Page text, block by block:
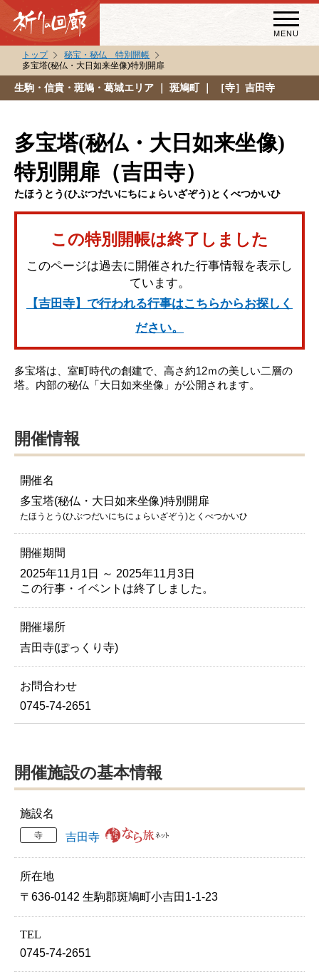
MENU
秘宝・秘仏特別開帳
祈りの回廊コラム
トップ
秘宝・秘仏 特別開帳
多宝塔(秘仏・大日如来坐像)特別開扉
生駒・信貴・斑鳩・葛城エリア ｜ 斑鳩町 ｜ ［寺］吉田寺
多宝塔(秘仏・大日如来坐像)
特別開扉（吉田寺）
たほうとう(ひぶつだいにちにょらいざぞう)とくべつかいひ
この特別開帳は終了しました
このページは過去に開催された行事情報を表示し
ています。
【吉田寺】で行われる行事はこちらからお探しく
ださい。
多宝塔は、室町時代の創建で、高さ約12ｍの美しい二層の
塔。内部の秘仏「大日如来坐像」が公開されます。
開催情報
開催名
多宝塔(秘仏・大日如来坐像)特別開扉
たほうとう(ひぶつだいにちにょらいざぞう)とくべつかいひ
開催期間
2025年11月1日 ～ 2025年11月3日
この行事・イベントは終了しました。
開催場所
吉田寺(ぽっくり寺)
お問合わせ
0745-74-2651
開催施設の基本情報
施設名
寺 吉田寺
所在地
〒636-0142 生駒郡斑鳩町小吉田1-1-23
TEL
0745-74-2651